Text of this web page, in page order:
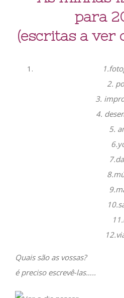
para
(escritas a ver
2.
3.
4.
5.
Quais são as vossas?
é preciso escrevê-las…..